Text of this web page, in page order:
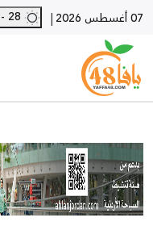
07 أغسطس 2026 |
أخبار محلية
أخبار يافا
SHORTS
أخبار اللد والرملة